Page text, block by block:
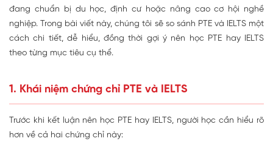
đang chuẩn bị du học, định cư hoặc nâng cao cơ hội nghề
nghiệp. Trong bài viết này, chúng tôi sẽ so sánh PTE và IELTS một
cách chi tiết, dễ hiểu, đồng thời gợi ý nên học PTE hay IELTS
theo từng mục tiêu cụ thể.
1. Khái niệm chứng chỉ PTE và IELTS
Trước khi kết luận nên học PTE hay IELTS, người học cần hiểu rõ
hơn về cả hai chứng chỉ này: